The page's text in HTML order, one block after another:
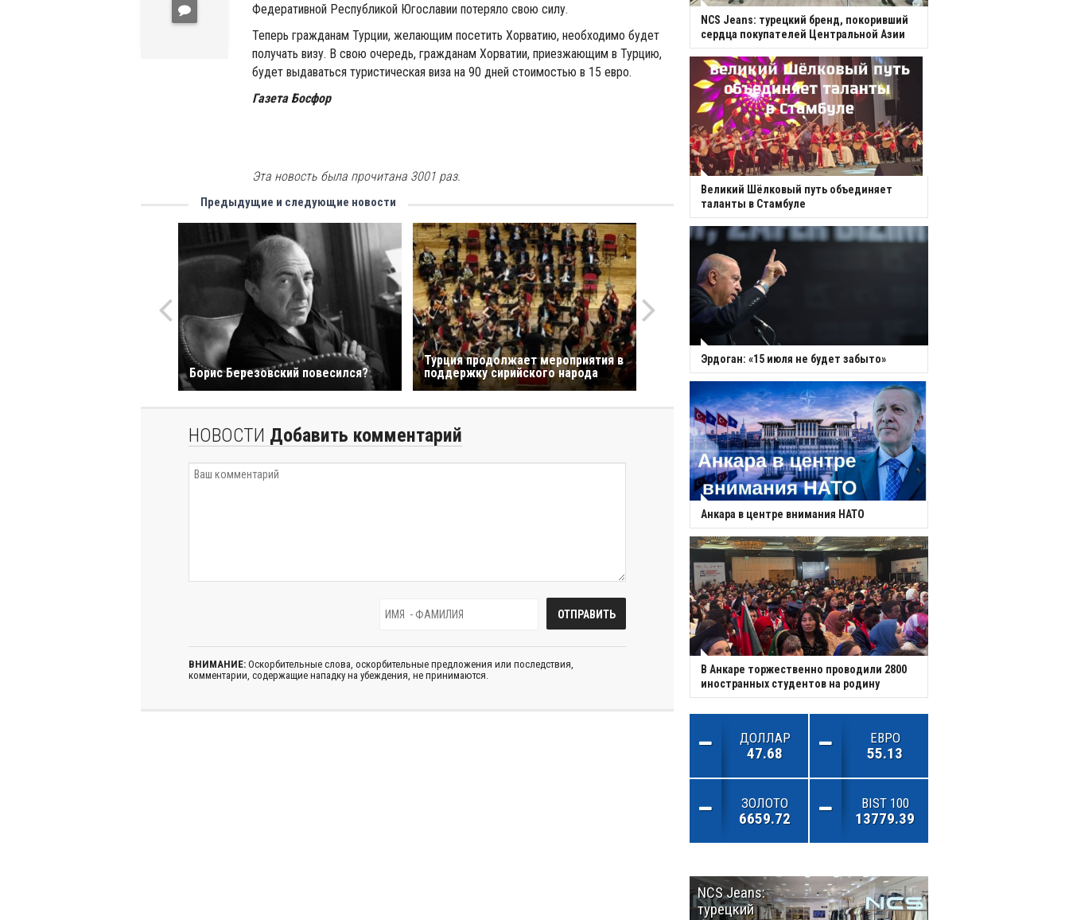
Федеративной Республикой Югославии потеряло свою силу.
Теперь гражданам Турции, желающим посетить Хорватию, необходимо будет
получать визу. В свою очередь, гражданам Хорватии, приезжающим в Турцию,
будет выдаваться туристическая виза на 90 дней стоимостью в 15 евро.
Газета Босфор
Эта новость была прочитана 3001 раз.
Предыдущие и следующие новости
Борис Березовский повесился?
Турция продолжает мероприятия в
поддержку сирийского народа
НОВОСТИ Добавить комментарий
ВНИМАНИЕ: Оскорбительные слова, оскорбительные предложения или последствия,
комментарии, содержащие нападку на убеждения, не принимаются.
NCS Jeans: турецкий бренд, покоривший
сердца покупателей Центральной Азии
Великий Шёлковый путь объединяет
таланты в Стамбуле
Эрдоган: «15 июля не будет забыто»
Анкара в центре внимания НАТО
В Анкаре торжественно проводили 2800
иностранных студентов на родину
ДОЛЛАР
47.68
ЕВРО
55.13
ЗОЛОТО
6659.72
BIST 100
13779.39
NCS Jeans:
турецкий